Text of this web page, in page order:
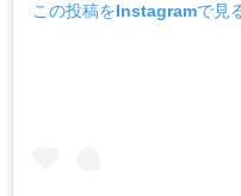
この投稿をInstagramで見